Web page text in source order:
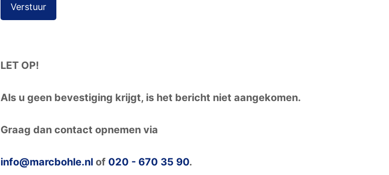
LET OP!
Als u geen bevestiging krijgt, is het bericht niet aangekomen.
Graag dan contact opnemen via
info@marcbohle.nlof 020 - 670 35 90.